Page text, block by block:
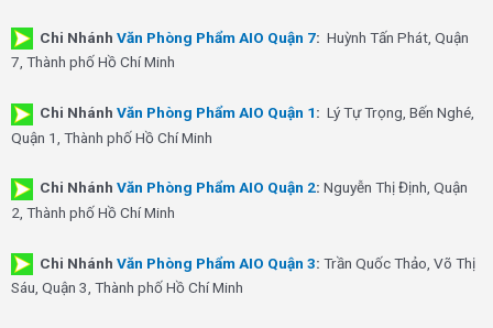
Chi Nhánh Văn Phòng Phẩm AIO Quận 7: Huỳnh Tấn Phát, Quận
7, Thành phố Hồ Chí Minh
Chi Nhánh Văn Phòng Phẩm AIO Quận 1: Lý Tự Trọng, Bến Nghé,
Quận 1, Thành phố Hồ Chí Minh
Chi Nhánh Văn Phòng Phẩm AIO Quận 2: Nguyễn Thị Định, Quận
2, Thành phố Hồ Chí Minh
Chi Nhánh Văn Phòng Phẩm AIO Quận 3: Trần Quốc Thảo, Võ Thị
Sáu, Quận 3, Thành phố Hồ Chí Minh